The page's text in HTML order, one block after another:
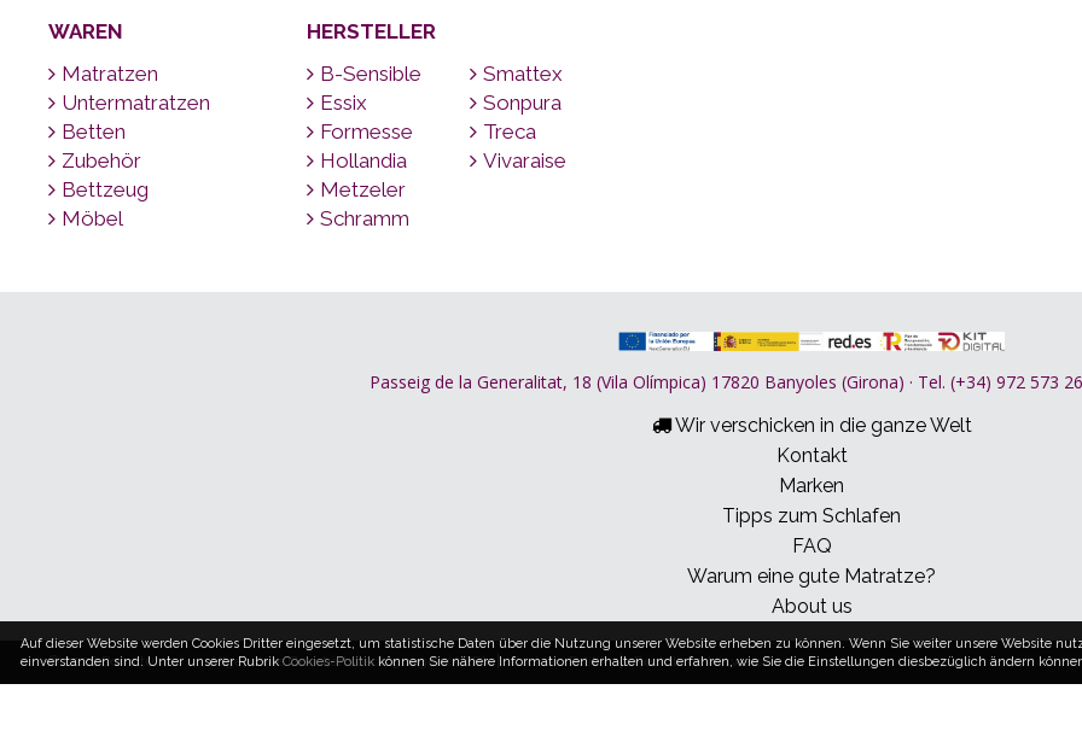
WAREN
Matratzen
Untermatratzen
Betten
Zubehör
Bettzeug
Möbel
HERSTELLER
B-Sensible
Essix
Formesse
Hollandia
Metzeler
Schramm
Smattex
Sonpura
Treca
Vivaraise
Passeig de la Generalitat, 18 (Vila Olímpica) 17820 Banyoles (Girona) · Tel. (+34) 972 573
Wir verschicken in die ganze Welt
Kontakt
Marken
Tipps zum Schlafen
FAQ
Warum eine gute Matratze?
About us
© 2026 Dormitum Allgemeine Geschäftsbedingungen (AGB) Cookies-Politik Rechtliche Hinweise
Auf dieser Website werden Cookies Dritter eingesetzt, um statistische Daten über die Nutzung unserer Website erheben zu können. Wenn Sie weiter unsere Website
einverstanden sind. Unter unserer Rubrik Cookies-Politikkönnen Sie nähere Informationen erhalten und erfahren, wie Sie die Einstellungen diesbezüglich ändern